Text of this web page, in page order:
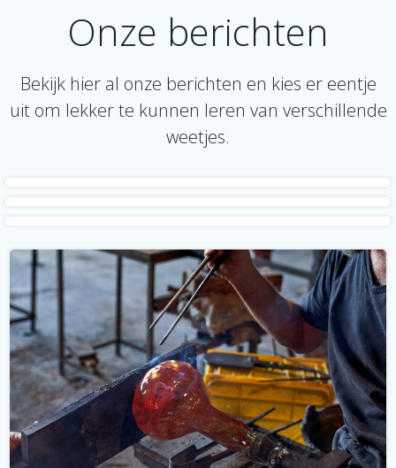
Onze berichten
Bekijk hier al onze berichten en kies er eentje
uit om lekker te kunnen leren van verschillende
weetjes.